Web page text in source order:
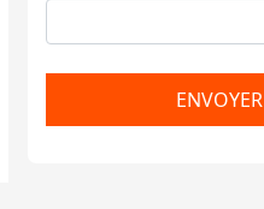
ENVOYER